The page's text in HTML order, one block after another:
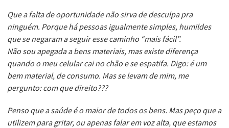
Que a falta de oportunidade não sirva de desculpa pra
ninguém. Porque há pessoas igualmente simples, humildes
que se negaram a seguir esse caminho “mais fácil”.
Não sou apegada a bens materiais, mas existe diferença
quando o meu celular cai no chão e se espatifa. Digo: é um
bem material, de consumo. Mas se levam de mim, me
pergunto: com que direito???
Penso que a saúde é o maior de todos os bens. Mas peço que a
utilizem para gritar, ou apenas falar em voz alta, que estamos